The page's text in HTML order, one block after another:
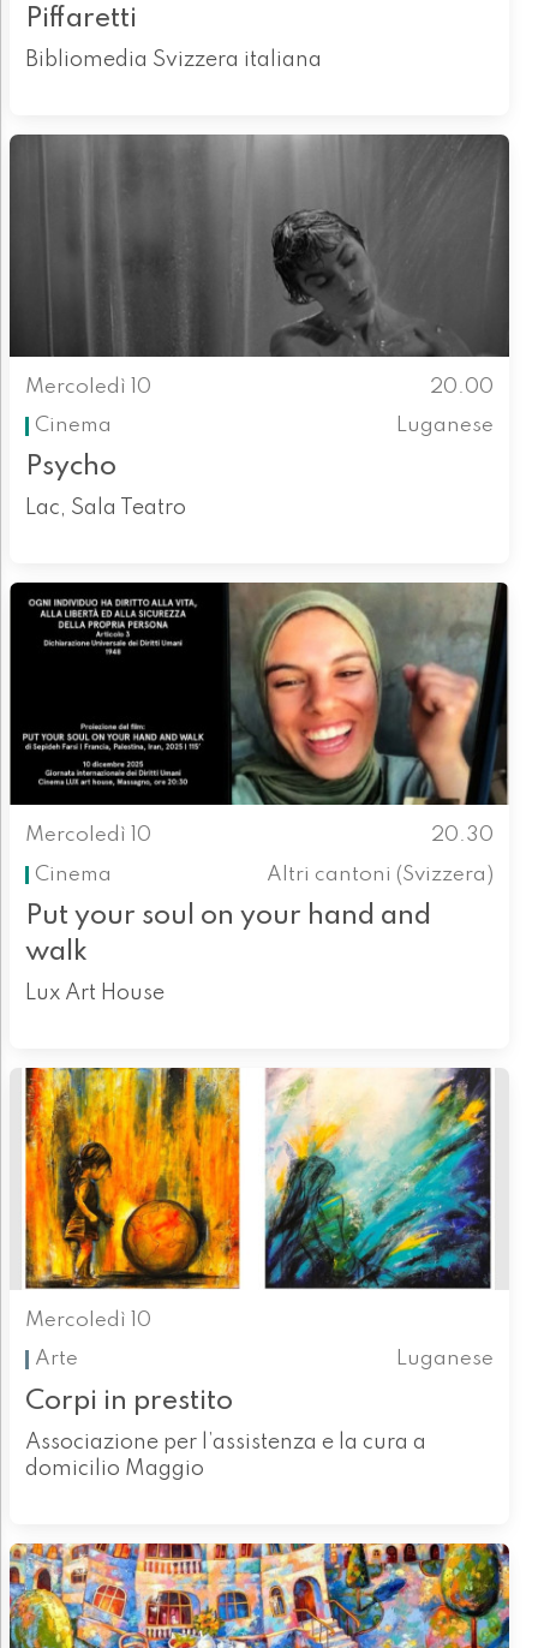
Piffaretti
Bibliomedia Svizzera italiana
Mercoledì 10
20.00
Cinema
Luganese
Psycho
Lac, Sala Teatro
Mercoledì 10
20.30
Cinema
Altri cantoni (Svizzera)
Put your soul on your hand and
walk
Lux Art House
Mercoledì 10
Arte
Luganese
Corpi in prestito
Associazione per l’assistenza e la cura a
domicilio Maggio